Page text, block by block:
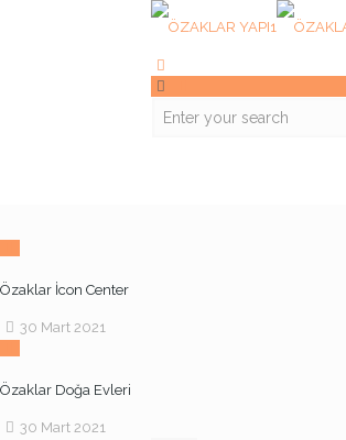
Özaklar İcon Center
30 Mart 2021
Özaklar Doğa Evleri
30 Mart 2021